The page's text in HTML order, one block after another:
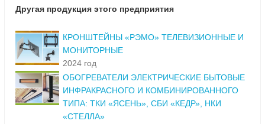
Другая продукция этого предприятия
КРОНШТЕЙНЫ «РЭМО» ТЕЛЕВИЗИОННЫЕ И
МОНИТОРНЫЕ
2024 год
ОБОГРЕВАТЕЛИ ЭЛЕКТРИЧЕСКИЕ БЫТОВЫЕ
ИНФРАКРАСНОГО И КОМБИНИРОВАННОГО
ТИПА: ТКИ «ЯСЕНЬ», СБИ «КЕДР», НКИ
«СТЕЛЛА»